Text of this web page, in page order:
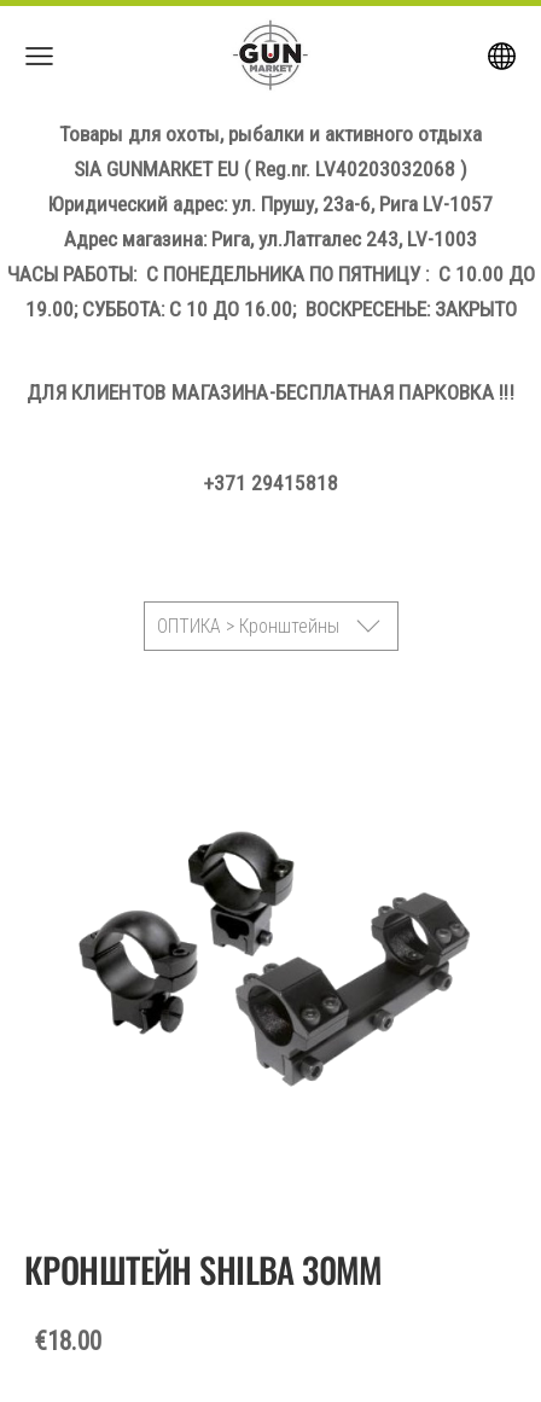
Товары для охоты, рыбалки и активного отдыха
SIA GUNMARKET EU ( Reg.nr. LV40203032068 )
Юридический адрес: ул. Прушу, 23а-6, Рига LV-1057
Адрес магазина: Рига, ул.Латгалес 243, LV-1003
ЧАСЫ РАБОТЫ: С ПОНЕДЕЛЬНИКА ПО ПЯТНИЦУ : С 10.00 ДО
19.00; СУББОТА: С 10 ДО 16.00; ВОСКРЕСЕНЬЕ: ЗАКРЫТО
ДЛЯ КЛИЕНТОВ МАГАЗИНА-БЕСПЛАТНАЯ ПАРКОВКА !!!
+371 29415818
ОПТИКА > Кронштейны
КРОНШТЕЙН SHILBA 30ММ
€18.00